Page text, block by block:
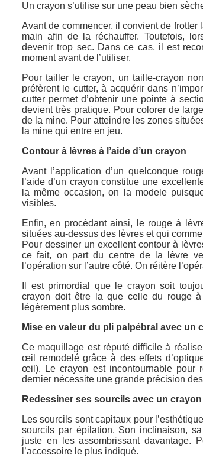
Un crayon s’utilise sur une peau bien
Avant de commencer, il convient de
main afin de la réchauffer. Toutefois,
devenir trop sec. Dans ce cas, il est
moment avant de l’utiliser.
Pour tailler le crayon, un taille-crayon
préfèrent le cutter, à acquérir dans
cutter permet d’obtenir une pointe à
devient très pratique. Pour colorer de
de la mine. Pour atteindre les zones
la mine qui entre en jeu.
Contour à lèvres à l’aide d’un crayon
Avant l’application d’un quelconque
l’aide d’un crayon constitue une
la même occasion, on la modele
visibles.
Enfin, en procédant ainsi, le rouge à
situées au-dessus des lèvres et qui
Pour dessiner un excellent contour à
ce fait, on part du centre de la lèvre
l’opération sur l’autre côté. On réitère
Il est primordial que le crayon soit
crayon doit être la que celle du rouge
légèrement plus sombre.
Mise en valeur du pli palpébral avec un
Ce maquillage est réputé difficile à
œil remodelé grâce à des effets
œil). Le crayon est incontournable pour
dernier nécessite une grande précision
Redessiner ses sourcils avec un crayon
Les sourcils sont capitaux pour
sourcils par épilation. Son inclinaison,
juste en les assombrissant davantage.
l’accessoire le plus indiqué.